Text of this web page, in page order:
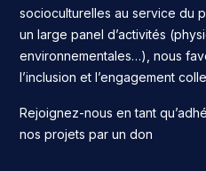
socioculturelles au service du
un large panel d’activités
environnementales…), nous
l’inclusion et l’engagement
Rejoignez-nous en tant
nos projets par un don